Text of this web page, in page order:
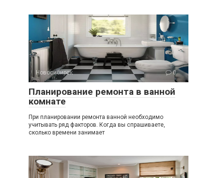
Новосибирск 0
Планирование ремонта в ванной
комнате
При планировании ремонта ванной необходимо
учитывать ряд факторов. Когда вы спрашиваете,
сколько времени занимает